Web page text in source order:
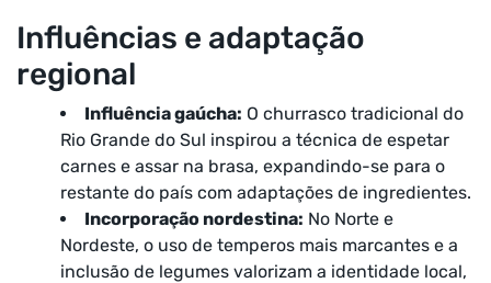
Influências e adaptação
regional
Influência gaúcha: O churrasco tradicional do
Rio Grande do Sul inspirou a técnica de espetar
carnes e assar na brasa, expandindo-se para o
restante do país com adaptações de ingredientes.
Incorporação nordestina: No Norte e
Nordeste, o uso de temperos mais marcantes e a
inclusão de legumes valorizam a identidade local,